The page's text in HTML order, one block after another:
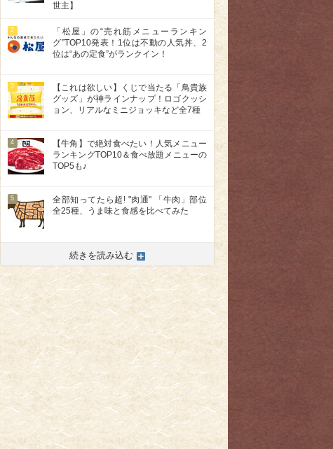
>
世主】
2
「松屋」の“売れ筋メニューランキン
グ”TOP10発表！1位は不動の人気丼、2
位は“あの定食”がランクイン！
3
【これは欲しい】くじで当たる「鳥貴族
グッズ」が神ラインナップ！ロゴクッシ
ョン、リアルなミニジョッキなど全7種
4
【牛角】で絶対食べたい！人気メニュー
ランキングTOP10＆食べ放題メニューの
TOP5も♪
5
全部知ってたら超! "肉通" 「牛肉」部位
全25種、うま味と食感を比べてみた
続きを読み込む